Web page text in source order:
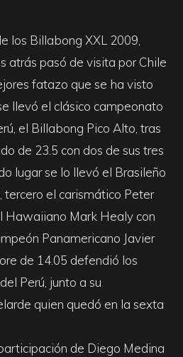
los Billabong XXL 2009,
atrás pasó de visita por Chile
fatazo que se ha visto
llevó el clásico campeonato
el Billabong Pico Alto, tras
de 23.5 con dos de sus tres
lugar se lo llevó el Brasileño
tercero el carismático Peter
Hawaiiano Mark Healy con
Panamericano Javier
de 14.05 defendió los
Perú, junto a su
quien quedó en la sexta
de Diego Medina